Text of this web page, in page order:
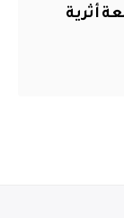
5 آلاف قطعة أثرية